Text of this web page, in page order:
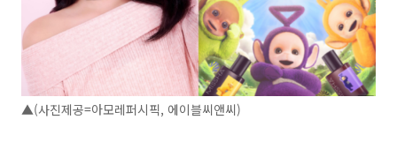
▲(사진제공=아모레퍼시픽, 에이블씨앤씨)